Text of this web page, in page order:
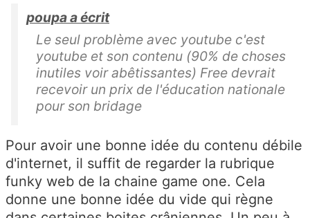
poupa a écrit
Le seul problème avec youtube c'est
youtube et son contenu (90% de choses
inutiles voir abêtissantes) Free devrait
recevoir un prix de l'éducation nationale
pour son bridage
Pour avoir une bonne idée du contenu débile
d'internet, il suffit de regarder la rubrique
funky web de la chaine game one. Cela
donne une bonne idée du vide qui règne